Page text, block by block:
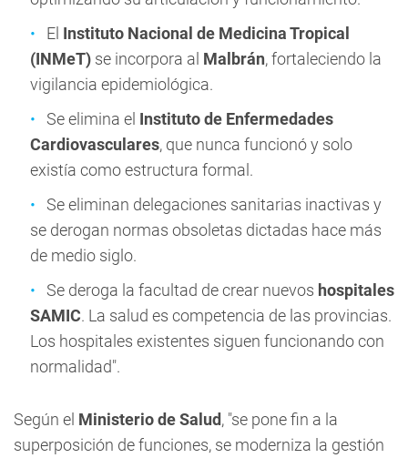
El Instituto Nacional de Medicina Tropical
(INMeT) se incorpora al Malbrán, fortaleciendo la
vigilancia epidemiológica.
Se elimina el Instituto de Enfermedades
Cardiovasculares, que nunca funcionó y solo
existía como estructura formal.
Se eliminan delegaciones sanitarias inactivas y
se derogan normas obsoletas dictadas hace más
de medio siglo.
Se deroga la facultad de crear nuevos hospitales
SAMIC. La salud es competencia de las provincias.
Los hospitales existentes siguen funcionando con
normalidad".
Según el Ministerio de Salud, "se pone fin a la
superposición de funciones, se moderniza la gestión